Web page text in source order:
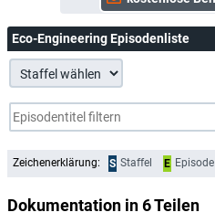
Eco-Engineering Episodenliste
Zeichenerklärung: S Staffel E Episode
Dokumentation in 6 Teilen